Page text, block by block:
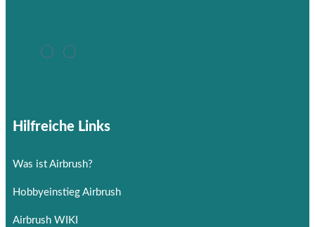
Hilfreiche Links
Was ist Airbrush?
Hobbyeinstieg Airbrush
Airbrush WIKI